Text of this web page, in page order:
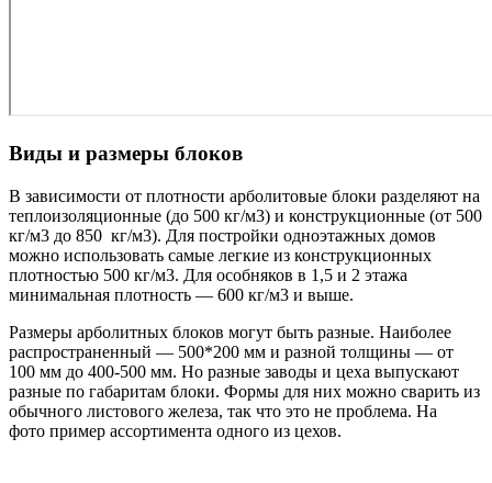
Виды и размеры блоков
В зависимости от плотности арболитовые блоки разделяют на
теплоизоляционные (до 500 кг/м3) и конструкционные (от 500
кг/м3 до 850 кг/м3). Для постройки одноэтажных домов
можно использовать самые легкие из конструкционных
плотностью 500 кг/м3. Для особняков в 1,5 и 2 этажа
минимальная плотность — 600 кг/м3 и выше.
Размеры арболитных блоков могут быть разные. Наиболее
распространенный — 500*200 мм и разной толщины — от
100 мм до 400-500 мм. Но разные заводы и цеха выпускают
разные по габаритам блоки. Формы для них можно сварить из
обычного листового железа, так что это не проблема. На
фото пример ассортимента одного из цехов.